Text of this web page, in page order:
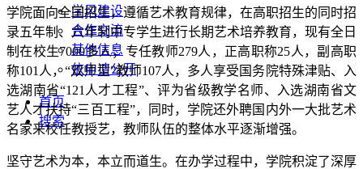
学风建设
合作交流
其他信息
依申请公开
首页
搜索
学院面向全国招生，遵循艺术教育规律，在高职招生的同时招
录五年制、六年制中专学生进行长期艺术培养教育，现有全日
制在校生7000多人；专任教师279人，正高职称25人，副高职
称101人，“双师型”教师107人，多人享受国务院特殊津贴、入
选湖南省“121人才工程”、评为省级教学名师、入选湖南省文
艺人才扶持“三百工程”，同时，学院还外聘国内外一大批艺术
名家来校任教授艺，教师队伍的整体水平逐渐增强。
坚守艺术为本，本立而道生。在办学过程中，学院积淀了深厚